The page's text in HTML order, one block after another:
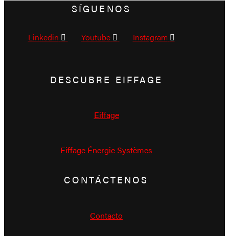
SÍGUENOS
Linkedin Youtube Instagram
DESCUBRE EIFFAGE
Eiffage
Eiffage Énergie Systèmes
CONTÁCTENOS
Contacto